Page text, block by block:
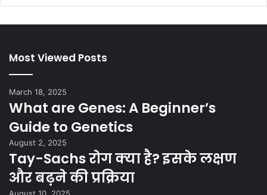
Most Viewed Posts
March 18, 2025
What are Genes: A Beginner’s
Guide to Genetics
August 2, 2025
Tay-Sachs रोग क्या है? इसके लक्षण
और बढ़ने की प्रक्रिया